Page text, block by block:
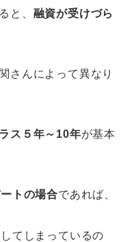
と、 融資が受けづら
さんによって異なり
ス５年～10年が基本
トの場合であれば、
てしまっているの